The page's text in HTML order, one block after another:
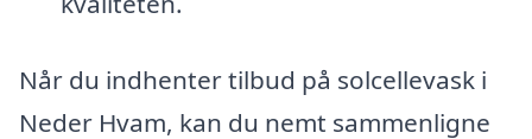
Når du indhenter tilbud på solcellevask i
Neder Hvam, kan du nemt sammenligne